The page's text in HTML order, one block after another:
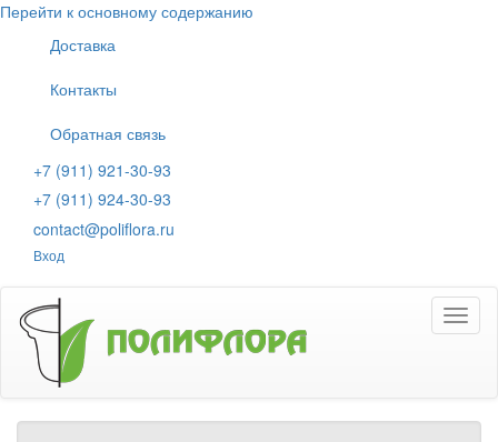
Перейти к основному содержанию
Доставка
Контакты
Обратная связь
+7 (911) 921-30-93
+7 (911) 924-30-93
contact@poliflora.ru
Вход